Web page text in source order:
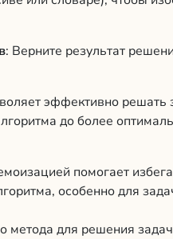
: Верните результат
эффективно
до более
помогает
особенно для
метода для решения